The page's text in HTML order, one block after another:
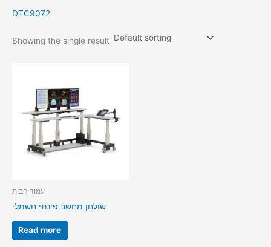
DTC9072
Showing the single result
עמוד הבית
שולחן מחשב פינתי חשמלי
Read more